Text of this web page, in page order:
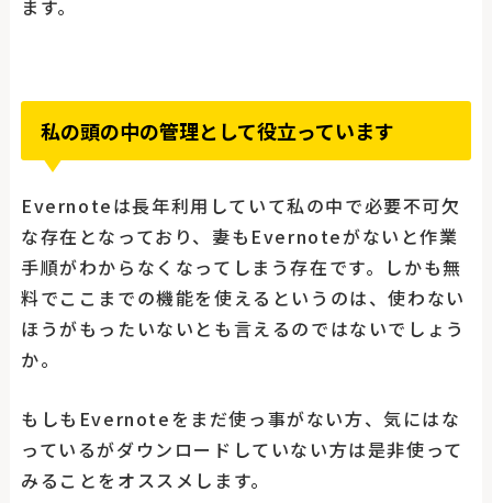
ます。
私の頭の中の管理として役立っています
Evernoteは長年利用していて私の中で必要不可欠
な存在となっており、妻もEvernoteがないと作業
手順がわからなくなってしまう存在です。しかも無
料でここまでの機能を使えるというのは、使わない
ほうがもったいないとも言えるのではないでしょう
か。
もしもEvernoteをまだ使っ事がない方、気にはな
っているがダウンロードしていない方は是非使って
みることをオススメします。